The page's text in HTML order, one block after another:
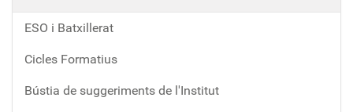
ESO i Batxillerat
Cicles Formatius
Bústia de suggeriments de l'Institut